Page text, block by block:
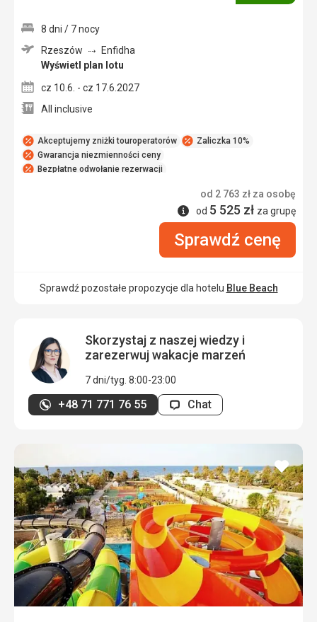
Akceptujemy zniżki touroperatorów
Zaliczka 10%
Gwarancja niezmienności ceny
Bezpłatne odwołanie rezerwacji
8 dni / 7 nocy
Rzeszów
Enfidha
Wyświetl plan lotu
cz 10.6. - cz 17.6.2027
All inclusive
od 2 763 zł za osobę
Informacje
od 5 525 zł za grupę
Sprawdź cenę
Sprawdź pozostałe propozycje dla hotelu Blue Beach
Skorzystaj z naszej wiedzy i
zarezerwuj wakacje marzeń
7 dni/tyg. 8:00-23:00
+48 71 771 76 55 Chat
dodaj
do